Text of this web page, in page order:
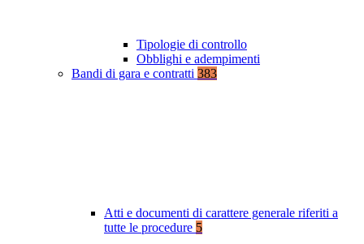
Tipologie di controllo
Obblighi e adempimenti
Bandi di gara e contratti 383
Atti e documenti di carattere generale riferiti a
tutte le procedure 5